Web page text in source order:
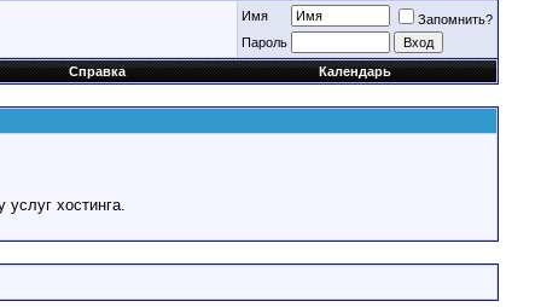
Имя
Запомнить?
Пароль
Справка Календарь
хостинга.